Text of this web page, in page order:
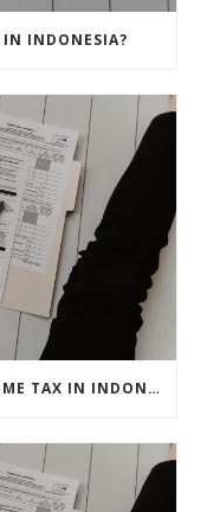
IN INDONESIA?
HOW TO REPORT PERSONAL INCOME TAX IN INDONESIA?